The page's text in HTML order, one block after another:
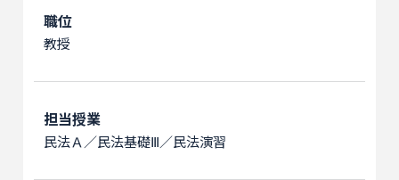
職位
教授
担当授業
民法Ａ／民法基礎Ⅲ／民法演習